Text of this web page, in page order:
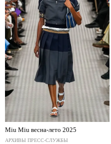
Miu Miu весна-лето 2025
АРХИВЫ ПРЕСС-СЛУЖБЫ